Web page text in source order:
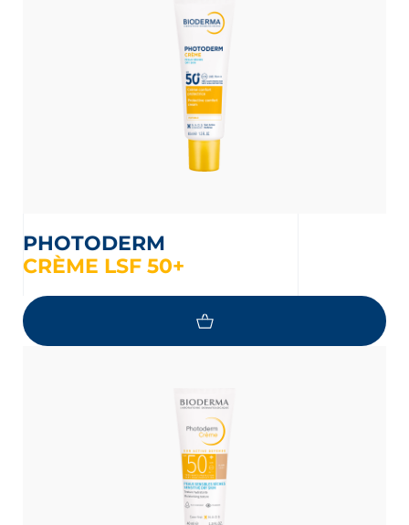
PHOTODERM
CRÈME LSF 50+